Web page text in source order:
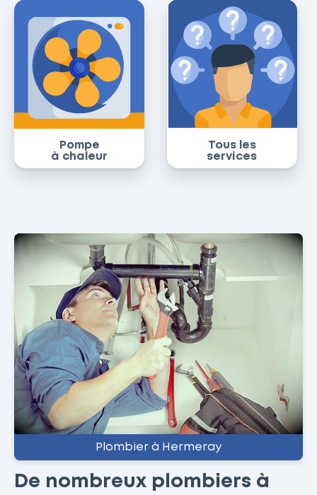
Pompe
à chaleur
Tous les
services
Plombier à Hermeray
De nombreux plombiers à